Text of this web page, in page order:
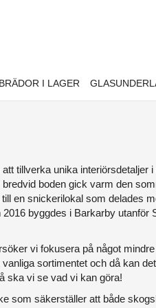
tillverka unika
boden gick varm den
en snickerilokal som delades
byggdes i Barkarby
vi fokusera på något
sortimentet och då kan
ska vi se vad vi kan göra!
som säkerställer att både
I LAGER